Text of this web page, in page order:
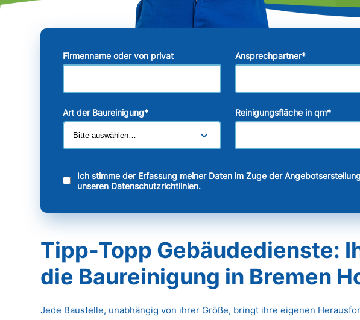
Firmenname oder von privat Ansprechpartner*
Art der Baureinigung* Reinigungsfläche in qm*
Ich stimme der Erfassung meiner Daten im Zuge der
unseren Datenschutzrichtlinien.
Tipp-Topp Gebäudedienste:
die Baureinigung in Bremen
Jede Baustelle, unabhängig von ihrer Größe, bringt ihre eigenen